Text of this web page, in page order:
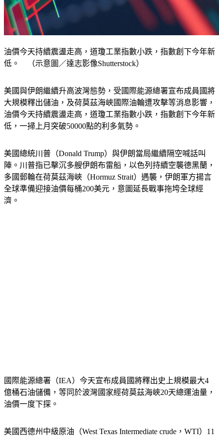
油價今天持續震盪走高，道瓊工業指數小跌，指數創下今年新
低。 （示意圖／達志影像Shutterstock）
美國與伊朗繼續升高波灣態勢，受國際能源總署宣布成員國將
大規模釋出儲油，及荷莫茲海峽國際油輪遭攻擊等消息影響，
油價今天持續震盪走高，道瓊工業指數小跌，指數創下今年新
低，一掃上月突破50000點的利多氣勢。
美國總統川普（Donald Trump）與伊朗當局繼續隔空喊話叫
陣。川普指已擊沉多艘伊朗布雷船，以色列持續空襲德黑蘭，
多國郵輪在荷莫茲海峽（Hormuz Strait）遇襲，伊朗軍方揚言
全球準備迎接油價每桶200美元，意圖延長戰事拖垮全球經
濟。
國際能源總署（IEA）今天宣布成員國將釋出史上規模最大4
億桶石油儲備，等同於波灣國家經荷莫茲海峽20天總運油量，
油價一度下探。
美國西德州中級原油（West Texas Intermediate crude，WTI）11